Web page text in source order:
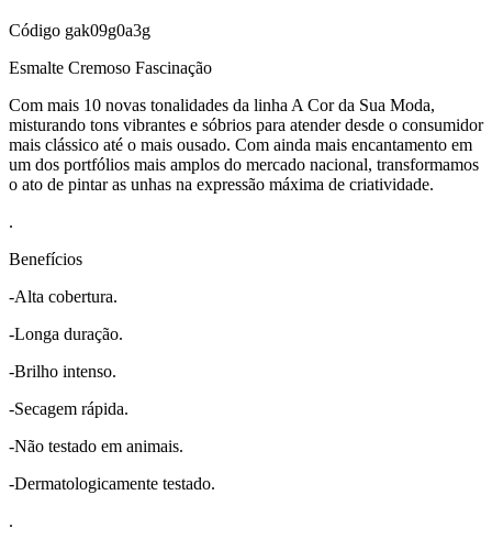
Código gak09g0a3g
Esmalte Cremoso Fascinação
Com mais 10 novas tonalidades da linha A Cor da Sua Moda,
misturando tons vibrantes e sóbrios para atender desde o consumidor
mais clássico até o mais ousado. Com ainda mais encantamento em
um dos portfólios mais amplos do mercado nacional, transformamos
o ato de pintar as unhas na expressão máxima de criatividade.
.
Benefícios
-Alta cobertura.
-Longa duração.
-Brilho intenso.
-Secagem rápida.
-Não testado em animais.
-Dermatologicamente testado.
.